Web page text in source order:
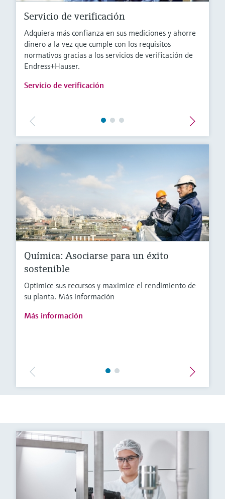
Servicio de verificación
Adquiera más confianza en sus mediciones y ahorre
dinero a la vez que cumple con los requisitos
normativos gracias a los servicios de verificación de
Endress+Hauser.
Servicio de verificación
Química: Asociarse para un éxito
sostenible
Optimice sus recursos y maximice el rendimiento de
su planta. Más información
Más información